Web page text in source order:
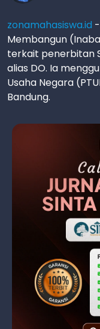
zonamahasiswa.id
Membangun
terkait penerbitan
alias DO. Ia
Usaha Negara
Bandung.